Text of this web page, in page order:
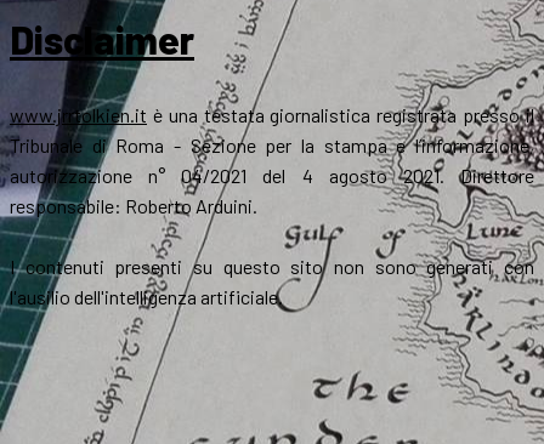
Disclaimer
www.jrrtolkien.it è una testata giornalistica registrata presso il
Tribunale di Roma - Sezione per la stampa e l’informazione,
autorizzazione n° 04/2021 del 4 agosto 2021. Direttore
responsabile: Roberto Arduini.
I contenuti presenti su questo sito non sono generati con
l'ausilio dell'intelligenza artificiale.